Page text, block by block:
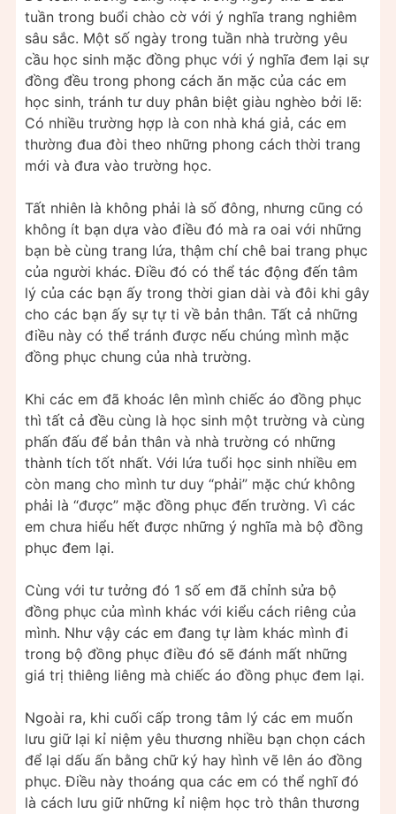
tuần trong buổi chào cờ với ý nghĩa trang nghiêm
sâu sắc. Một số ngày trong tuần nhà trường yêu
cầu học sinh mặc đồng phục với ý nghĩa đem lại sự
đồng đều trong phong cách ăn mặc của các em
học sinh, tránh tư duy phân biệt giàu nghèo bởi lẽ:
Có nhiều trường hợp là con nhà khá giả, các em
thường đua đòi theo những phong cách thời trang
mới và đưa vào trường học.
Tất nhiên là không phải là số đông, nhưng cũng có
không ít bạn dựa vào điều đó mà ra oai với những
bạn bè cùng trang lứa, thậm chí chê bai trang phục
của người khác. Điều đó có thể tác động đến tâm
lý của các bạn ấy trong thời gian dài và đôi khi gây
cho các bạn ấy sự tự ti về bản thân. Tất cả những
điều này có thể tránh được nếu chúng mình mặc
đồng phục chung của nhà trường.
Khi các em đã khoác lên mình chiếc áo đồng phục
thì tất cả đều cùng là học sinh một trường và cùng
phấn đấu để bản thân và nhà trường có những
thành tích tốt nhất. Với lứa tuổi học sinh nhiều em
còn mang cho mình tư duy “phải” mặc chứ không
phải là “được” mặc đồng phục đến trường. Vì các
em chưa hiểu hết được những ý nghĩa mà bộ đồng
phục đem lại.
Cùng với tư tưởng đó 1 số em đã chỉnh sửa bộ
đồng phục của mình khác với kiểu cách riêng của
mình. Như vậy các em đang tự làm khác mình đi
trong bộ đồng phục điều đó sẽ đánh mất những
giá trị thiêng liêng mà chiếc áo đồng phục đem lại.
Ngoài ra, khi cuối cấp trong tâm lý các em muốn
lưu giữ lại kỉ niệm yêu thương nhiều bạn chọn cách
để lại dấu ấn bằng chữ ký hay hình vẽ lên áo đồng
phục. Điều này thoáng qua các em có thể nghĩ đó
là cách lưu giữ những kỉ niệm học trò thân thương